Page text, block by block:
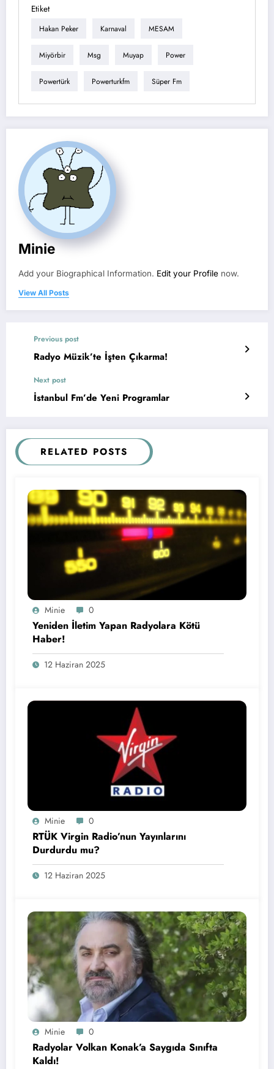
Etiket
Hakan Peker Karnaval MESAM
Miyörbir Msg Muyap Power
Powertürk Powerturkfm Süper Fm
Minie
Add your Biographical Information. Edit your Profile now.
View All Posts
Previous post
Radyo Müzik’te İşten Çıkarma!
Next post
İstanbul Fm’de Yeni Programlar
RELATED POSTS
Minie 0
Yeniden İletim Yapan Radyolara Kötü
Haber!
12 Haziran 2025
Minie 0
RTÜK Virgin Radio’nun Yayınlarını
Durdurdu mu?
12 Haziran 2025
Minie 0
Radyolar Volkan Konak’a Saygıda Sınıfta
Kaldı!